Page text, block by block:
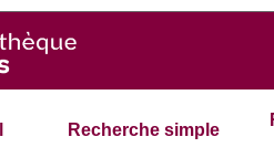
Recherche simple